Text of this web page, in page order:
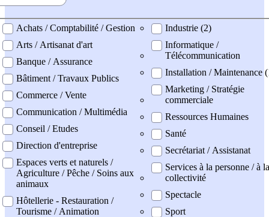
professionel
Achats / Comptabilité / Gestion
Arts / Artisanat d'art
Banque / Assurance
Bâtiment / Travaux Publics
Commerce / Vente
Communication / Multimédia
Conseil / Etudes
Direction d'entreprise
Espaces verts et naturels /
Agriculture / Pêche / Soins aux
animaux
Hôtellerie - Restauration /
Tourisme / Animation
Industrie (2)
Informatique /
Télécommunication
Installation / Maintenance
Marketing / Stratégie
commerciale
Ressources Humaines
Santé
Secrétariat / Assistanat
Services à la personne / à la
collectivité
Spectacle
Sport